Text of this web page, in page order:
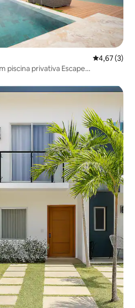
4,67 de
4,67 (3)
piscina privativa Escape